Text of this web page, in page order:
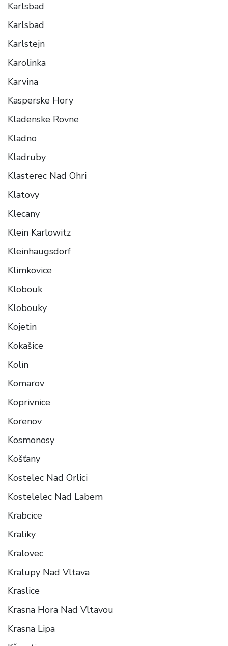
Karlsbad
Karlsbad
Karlstejn
Karolinka
Karvina
Kasperske Hory
Kladenske Rovne
Kladno
Kladruby
Klasterec Nad Ohri
Klatovy
Klecany
Klein Karlowitz
Kleinhaugsdorf
Klimkovice
Klobouk
Klobouky
Kojetin
Kokašice
Kolin
Komarov
Koprivnice
Korenov
Kosmonosy
Košťany
Kostelec Nad Orlici
Kostelelec Nad Labem
Krabcice
Kraliky
Kralovec
Kralupy Nad Vltava
Kraslice
Krasna Hora Nad Vltavou
Krasna Lipa